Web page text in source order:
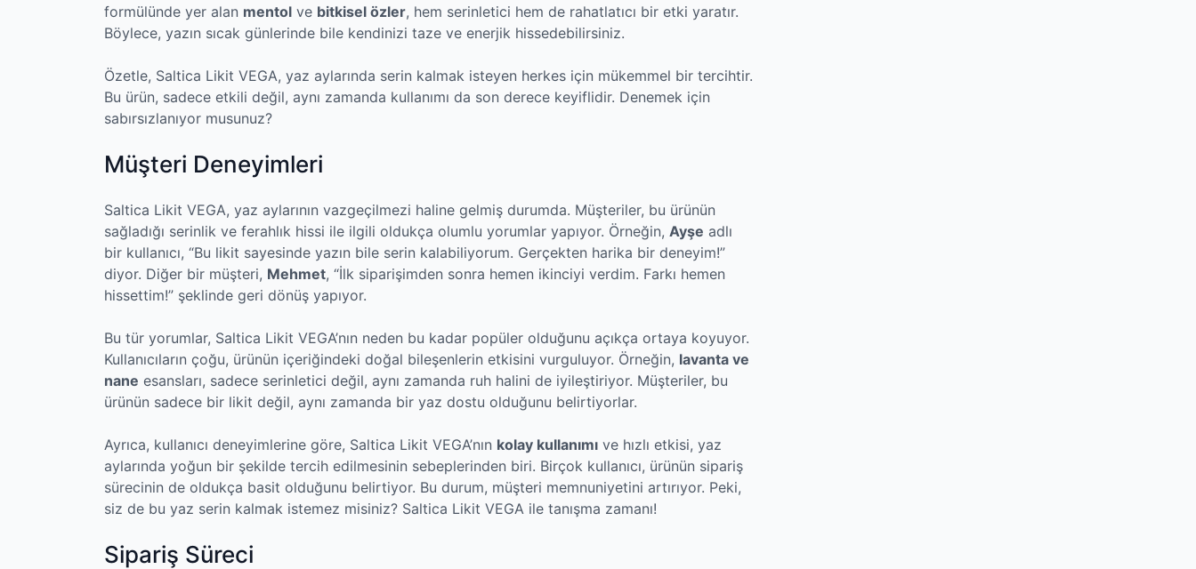
formülünde yer alan mentol ve bitkisel özler, hem serinletici hem de rahatlatıcı bir etki yaratır.
Böylece, yazın sıcak günlerinde bile kendinizi taze ve enerjik hissedebilirsiniz.
Özetle, Saltica Likit VEGA, yaz aylarında serin kalmak isteyen herkes için mükemmel bir tercihtir.
Bu ürün, sadece etkili değil, aynı zamanda kullanımı da son derece keyiflidir. Denemek için
sabırsızlanıyor musunuz?
Müşteri Deneyimleri
Saltica Likit VEGA, yaz aylarının vazgeçilmezi haline gelmiş durumda. Müşteriler, bu ürünün
sağladığı serinlik ve ferahlık hissi ile ilgili oldukça olumlu yorumlar yapıyor. Örneğin, Ayşe adlı
bir kullanıcı, “Bu likit sayesinde yazın bile serin kalabiliyorum. Gerçekten harika bir deneyim!”
diyor. Diğer bir müşteri, Mehmet, “İlk siparişimden sonra hemen ikinciyi verdim. Farkı hemen
hissettim!” şeklinde geri dönüş yapıyor.
Bu tür yorumlar, Saltica Likit VEGA’nın neden bu kadar popüler olduğunu açıkça ortaya koyuyor.
Kullanıcıların çoğu, ürünün içeriğindeki doğal bileşenlerin etkisini vurguluyor. Örneğin, lavanta ve
nane esansları, sadece serinletici değil, aynı zamanda ruh halini de iyileştiriyor. Müşteriler, bu
ürünün sadece bir likit değil, aynı zamanda bir yaz dostu olduğunu belirtiyorlar.
Ayrıca, kullanıcı deneyimlerine göre, Saltica Likit VEGA’nın kolay kullanımı ve hızlı etkisi, yaz
aylarında yoğun bir şekilde tercih edilmesinin sebeplerinden biri. Birçok kullanıcı, ürünün sipariş
sürecinin de oldukça basit olduğunu belirtiyor. Bu durum, müşteri memnuniyetini artırıyor. Peki,
siz de bu yaz serin kalmak istemez misiniz? Saltica Likit VEGA ile tanışma zamanı!
Sipariş Süreci